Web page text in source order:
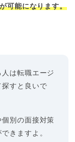
可能になります。
は転職エージ
探すと良いで
別の面接対策
きますよ。